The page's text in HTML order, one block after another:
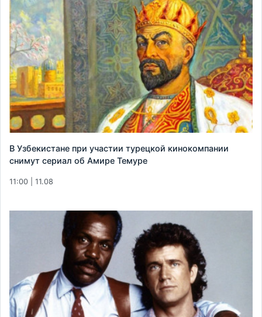
В Узбекистане при участии турецкой кинокомпании
снимут сериал об Амире Темуре
11:00 | 11.08